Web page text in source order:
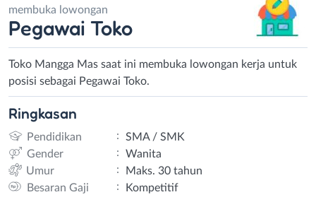
membuka lowongan
Pegawai Toko
Toko Mangga Mas saat ini membuka lowongan kerja untuk
posisi sebagai Pegawai Toko.
Ringkasan
Pendidikan :
SMA / SMK
Gender
:
Wanita
Umur
:
Maks. 30 tahun
Besaran Gaji
:
Kompetitif